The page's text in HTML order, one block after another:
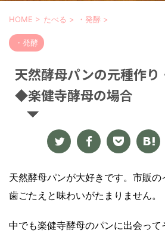
HOME > たべる > ・発酵 >
・発酵
天然酵母パンの元種作り
◆楽健寺酵母の場合
天然酵母パンが大好きです。市販
歯ごたえと味わいがたまりません。
中でも楽健寺酵母のパンに出会っ